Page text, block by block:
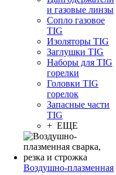
и газовые линзы
Сопло газовое
TIG
Изоляторы TIG
Заглушки TIG
Наборы для TIG
горелки
Головки TIG
горелок
Запасные части
TIG
+ ЕЩЕ
Воздушно-плазменная